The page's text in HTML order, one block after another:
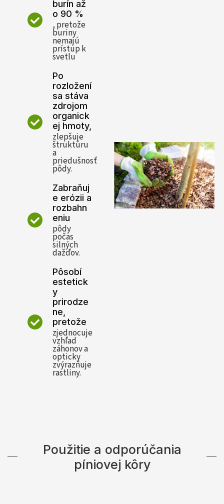
burín až
o 90 %
, pretože
buriny
nemajú
prístup k
svetlu
Po
rozložení
sa stáva
zdrojom
organick
ej hmoty,
zlepšuje
štruktúru
a
priedušnosť
pôdy.
Zabraňuj
e erózii a
rozbahn
eniu
pôdy
počas
silných
dažďov.
Pôsobí
estetick
y
prirodze
ne,
pretože
zjednocuje
vzhľad
záhonov a
opticky
zvýrazňuje
rastliny.
Použitie a odporúčania
píniovej kôry